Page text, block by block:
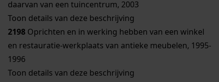
daarvan van een tuincentrum, 2003
Toon details van deze beschrijving
2198 Oprichten en in werking hebben van een winkel
en restauratie-werkplaats van antieke meubelen, 1995-
1996
Toon details van deze beschrijving